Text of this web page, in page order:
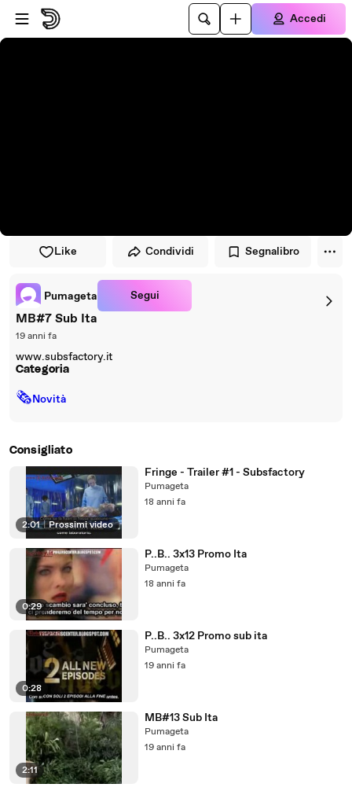
Vai al lettore
Passa al contenuto principale
Accedi
Like Condividi Segnalibro
Pumageta Segui
MB#7 Sub Ita
19 anni fa
www.subsfactory.it
Categoria
🗞Novità
Consigliato
2:01 | Prossimi video
Fringe - Trailer #1 - Subsfactory
Pumageta
18 anni fa
0:29
P..B.. 3x13 Promo Ita
Pumageta
18 anni fa
0:28
P..B.. 3x12 Promo sub ita
Pumageta
19 anni fa
2:11
MB#13 Sub Ita
Pumageta
19 anni fa